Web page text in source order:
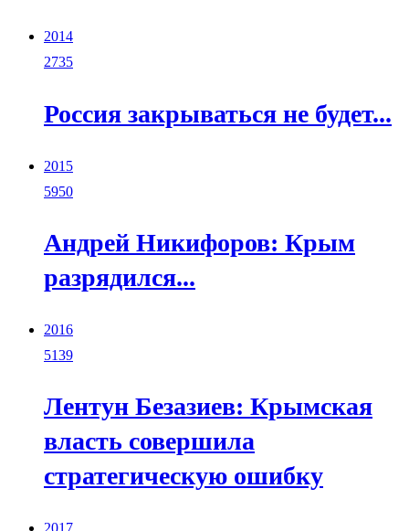
2014
2735
Россия закрываться не будет...
2015
5950
Андрей Никифоров: Крым
разрядился...
2016
5139
Лентун Безазиев: Крымская
власть совершила
стратегическую ошибку
2017